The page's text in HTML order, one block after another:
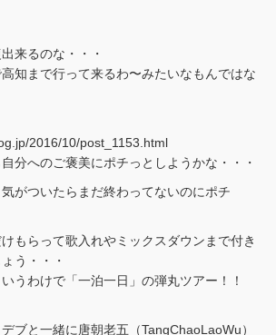
来るのな・・・
知まで行って来るわ〜みたいなもんではな
2016/10/post_1153.html
分へのご褒美にポチっとしようかな・・・
がついたらまだ終わってないのにポチ
もらって歌入れやミックスダウンまで付き
う・・・
うわけで「一泊一日」の弾丸ツアー！！
ブと一緒に唐朝老五（TangChaoLaoWu）